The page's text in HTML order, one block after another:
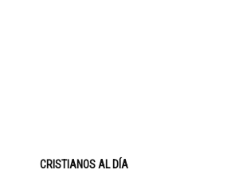
CRISTIANOS AL DÍA